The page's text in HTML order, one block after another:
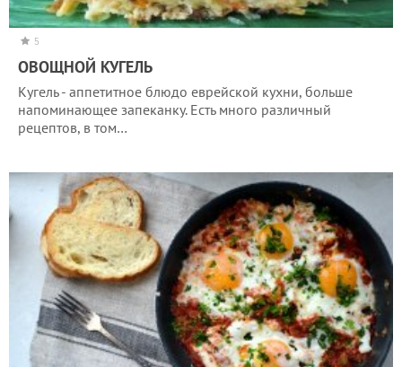
5
ОВОЩНОЙ КУГЕЛЬ
Кугель - аппетитное блюдо еврейской кухни, больше
напоминающее запеканку. Есть много различный
рецептов, в том…